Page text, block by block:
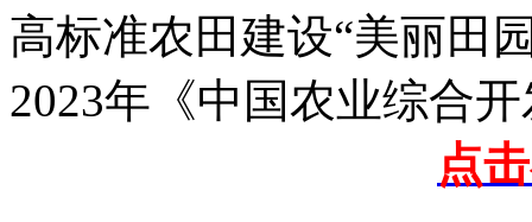
高标准农田建设“美丽田
2023年《中国农业综合
点